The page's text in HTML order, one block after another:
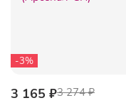
-3%
3 165 ₽3 274 ₽